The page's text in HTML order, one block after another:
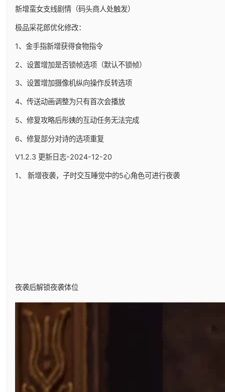
新增蛮女支线剧情（码头商人处触发）
极品采花郎优化修改：
1、金手指新增获得食物指令
2、设置增加是否锁帧选项（默认不锁帧）
3、设置增加摄像机纵向操作反转选项
4、传送动画调整为只有首次会播放
5、修复攻略后彤姨的互动任务无法完成
6、修复部分对诗的选项重复
V1.2.3 更新日志-2024-12-20
1、 新增夜袭，子时交互睡觉中的5心角色可进行夜袭
夜袭后解锁夜袭体位